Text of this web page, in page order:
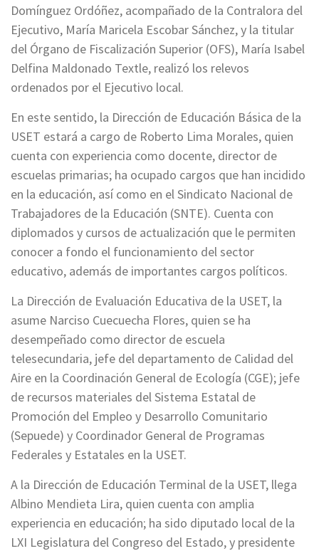
Domínguez Ordóñez, acompañado de la Contralora del
Ejecutivo, María Maricela Escobar Sánchez, y la titular
del Órgano de Fiscalización Superior (OFS), María Isabel
Delfina Maldonado Textle, realizó los relevos
ordenados por el Ejecutivo local.
En este sentido, la Dirección de Educación Básica de la
USET estará a cargo de Roberto Lima Morales, quien
cuenta con experiencia como docente, director de
escuelas primarias; ha ocupado cargos que han incidido
en la educación, así como en el Sindicato Nacional de
Trabajadores de la Educación (SNTE). Cuenta con
diplomados y cursos de actualización que le permiten
conocer a fondo el funcionamiento del sector
educativo, además de importantes cargos políticos.
La Dirección de Evaluación Educativa de la USET, la
asume Narciso Cuecuecha Flores, quien se ha
desempeñado como director de escuela
telesecundaria, jefe del departamento de Calidad del
Aire en la Coordinación General de Ecología (CGE); jefe
de recursos materiales del Sistema Estatal de
Promoción del Empleo y Desarrollo Comunitario
(Sepuede) y Coordinador General de Programas
Federales y Estatales en la USET.
A la Dirección de Educación Terminal de la USET, llega
Albino Mendieta Lira, quien cuenta con amplia
experiencia en educación; ha sido diputado local de la
LXI Legislatura del Congreso del Estado, y presidente